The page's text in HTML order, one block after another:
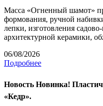
Масса «Огненный шамот»
формования, ручной
лепки, изготовления
архитектурной керамики,
06/08/2026
Подробнее
Новость Новинка!
«Кедр».